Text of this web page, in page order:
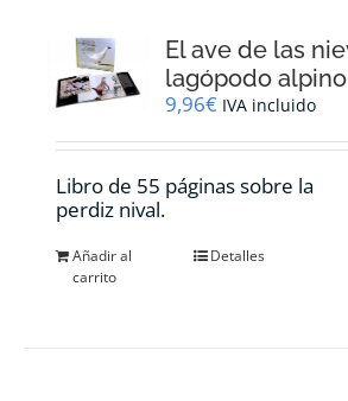
El ave de las
lagópodo
9,96€ IVA incluido
Libro de 55 páginas sobre la
perdiz nival.
Añadir al
carrito
Detalles